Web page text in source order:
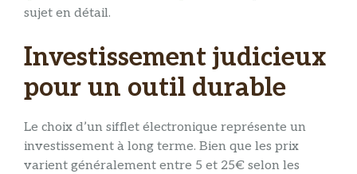
sujet en détail.
Investissement judicieux
pour un outil durable
Le choix d’un sifflet électronique représente un
investissement à long terme. Bien que les prix
varient généralement entre 5 et 25€ selon les